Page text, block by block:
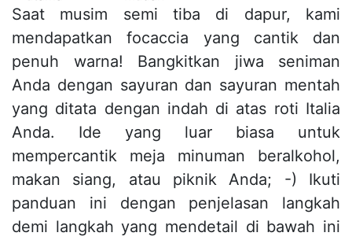
Saat musim semi tiba di dapur, kami
mendapatkan focaccia yang cantik dan
penuh warna! Bangkitkan jiwa seniman
Anda dengan sayuran dan sayuran mentah
yang ditata dengan indah di atas roti Italia
Anda. Ide yang luar biasa untuk
mempercantik meja minuman beralkohol,
makan siang, atau piknik Anda; -) Ikuti
panduan ini dengan penjelasan langkah
demi langkah yang mendetail di bawah ini